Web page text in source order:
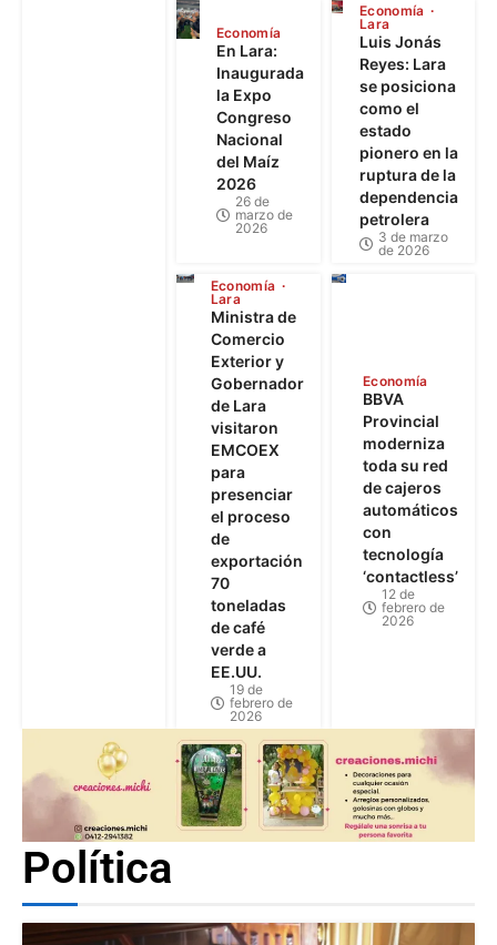
Economía
En Lara:
Inaugurada
la Expo
Congreso
Nacional
del Maíz
2026
26 de
marzo de
2026
Economía
Lara
Luis Jonás
Reyes: Lara
se posiciona
como el
estado
pionero en la
ruptura de la
dependencia
petrolera
3 de marzo
de 2026
Economía
Lara
Ministra de
Comercio
Exterior y
Gobernador
de Lara
visitaron
EMCOEX
para
presenciar
el proceso
de
exportación
70
toneladas
de café
verde a
EE.UU.
19 de
febrero de
2026
Economía
BBVA
Provincial
moderniza
toda su red
de cajeros
automáticos
con
tecnología
‘contactless’
12 de
febrero de
2026
Política